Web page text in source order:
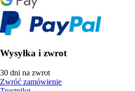
Wysyłka i zwrot
30 dni na zwrot
Zwróć zamówienie